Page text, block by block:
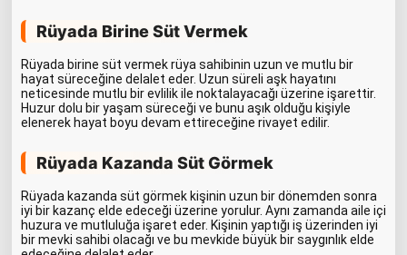
Rüyada Birine Süt Vermek
Rüyada birine süt vermek rüya sahibinin uzun ve mutlu bir
hayat süreceğine delalet eder. Uzun süreli aşk hayatını
neticesinde mutlu bir evlilik ile noktalayacağı üzerine işarettir.
Huzur dolu bir yaşam süreceği ve bunu aşık olduğu kişiyle
elenerek hayat boyu devam ettireceğine rivayet edilir.
Rüyada Kazanda Süt Görmek
Rüyada kazanda süt görmek kişinin uzun bir dönemden sonra
iyi bir kazanç elde edeceği üzerine yorulur. Aynı zamanda aile içi
huzura ve mutluluğa işaret eder. Kişinin yaptığı iş üzerinden iyi
bir mevki sahibi olacağı ve bu mevkide büyük bir saygınlık elde